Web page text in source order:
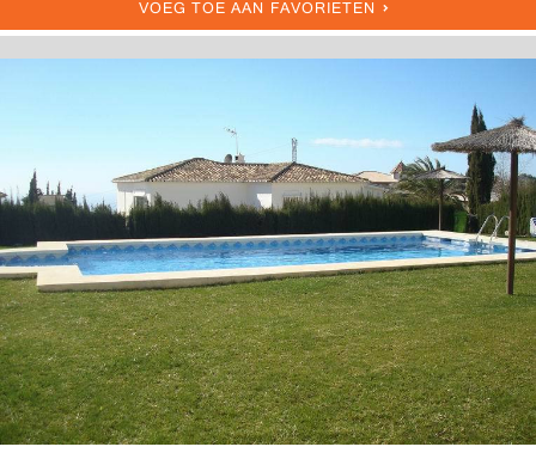
VOEG TOE AAN FAVORIETEN